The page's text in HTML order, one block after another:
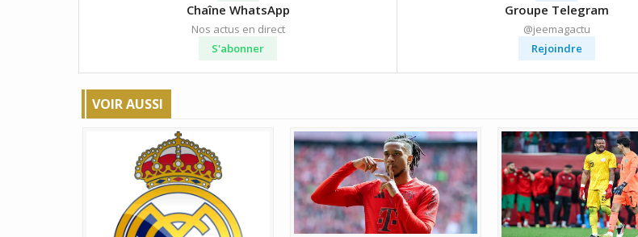
Chaîne WhatsApp
Nos actus en direct
S'abonner
Groupe Telegram
@jeemagactu
Rejoindre
VOIR AUSSI